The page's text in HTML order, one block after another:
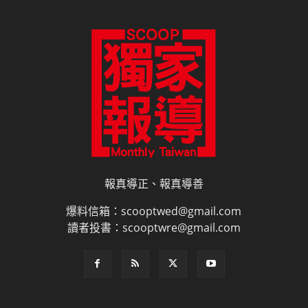
報真導正、報真導善
爆料信箱：scooptwed@gmail.com
讀者投書：scooptwre@gmail.com